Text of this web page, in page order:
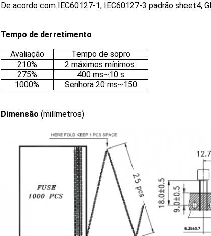
De acordo com IEC60127-1, IEC60127-3 padrão sheet4,
Tempo de derretimento
Avaliação
Tempo de sopro
210%
2 máximos mínimos
275%
400 ms~10 s
1000%
Senhora 20 ms~150
Dimensão (milímetros)